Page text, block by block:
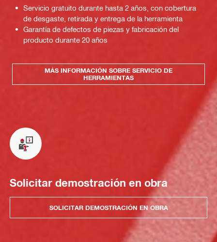
Servicio gratuito durante hasta 2 años, con cobertura
de desgaste, retirada y entrega de la herramienta
Garantía de defectos de piezas y fabricación del
producto durante 20 años
MÁS INFORMACIÓN SOBRE SERVICIO DE
HERRAMIENTAS
Solicitar demostración en obra
SOLICITAR DEMOSTRACIÓN EN OBRA